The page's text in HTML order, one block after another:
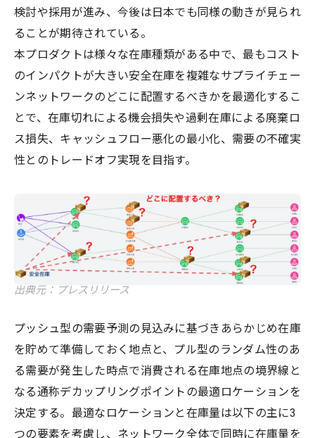
検討や採用が進み、今後は日本でも同様の動きが見られ
ることが期待されている。
本プロダクトは様々な在庫種類がある中で、最もコスト
のインパクトが大きい安全在庫を複雑なサプライチェー
ンネットワークのどこに配置するべきかを最適化するこ
とで、在庫切れによる機会損失や過剰在庫による廃棄ロ
ス損失、キャッシュフロー悪化の最小化、需要の不確実
性とのトレードオフ実現を目指す。
出典元：プレスリリース
プッシュ型の需要予測の見込みに基づきあらかじめ在庫
を貯めて準備しておく地点と、プル型のランダム性のあ
る需要が発生した時点で消費される在庫地点の境界線と
なる通称デカップリングポイントの最適ロケーションを
決定する。最適なロケーションと在庫量は以下の主に3
つの要素を考慮し、ネットワーク全体で同時に在庫量を